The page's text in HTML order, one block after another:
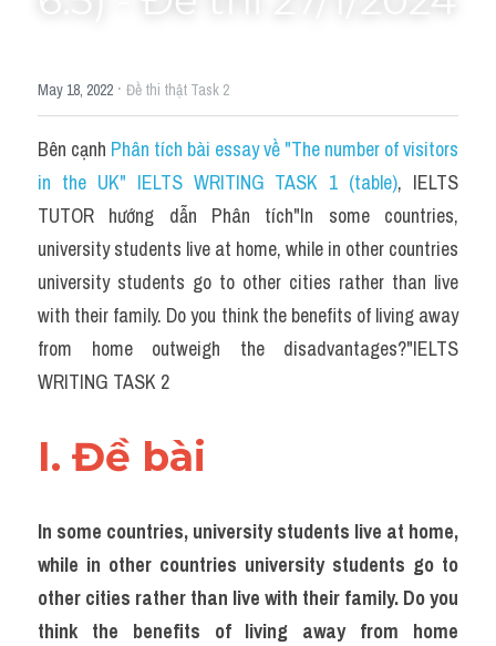
Part 2
Noun
Verb
Cấu trúc câu
Giải đề THPT
Đề thi thật Task 1
Cách dùng từ
Từ vựng theo tiền tố
May 18, 2022 · Đề thi thật Task 2
Bên cạnh Phân tích bài essay về "The number of visitors
in the UK" IELTS WRITING TASK 1 (table), IELTS
TUTOR hướng dẫn Phân tích"In some countries,
university students live at home, while in other countries
university students go to other cities rather than live
with their family. Do you think the benefits of living away
from home outweigh the disadvantages?"IELTS
WRITING TASK 2
I. Đề bài
In some countries, university students live at home,
while in other countries university students go to
other cities rather than live with their family. Do you
think the benefits of living away from home